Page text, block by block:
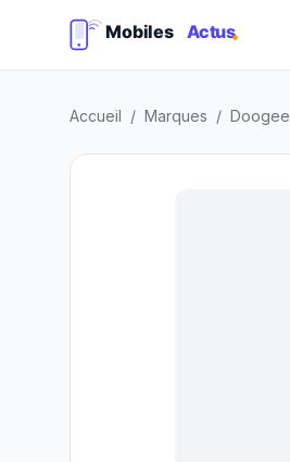
Accueil / Marques / Doogee